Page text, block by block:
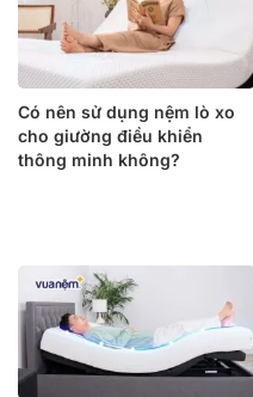
Có nên sử dụng nệm lò xo
cho giường điều khiển
thông minh không?